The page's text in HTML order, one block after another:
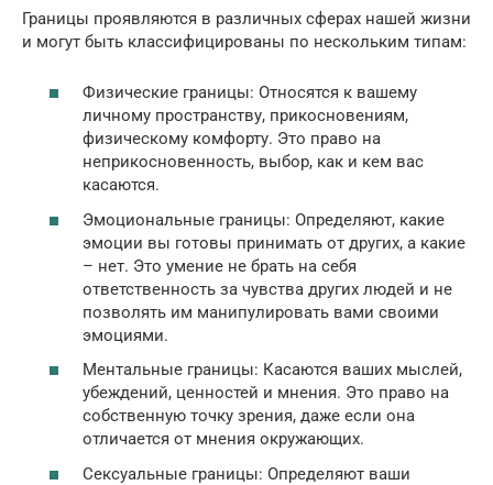
Границы проявляются в различных сферах нашей жизни
и могут быть классифицированы по нескольким типам:
Физические границы: Относятся к вашему
личному пространству, прикосновениям,
физическому комфорту. Это право на
неприкосновенность, выбор, как и кем вас
касаются.
Эмоциональные границы: Определяют, какие
эмоции вы готовы принимать от других, а какие
– нет. Это умение не брать на себя
ответственность за чувства других людей и не
позволять им манипулировать вами своими
эмоциями.
Ментальные границы: Касаются ваших мыслей,
убеждений, ценностей и мнения. Это право на
собственную точку зрения, даже если она
отличается от мнения окружающих.
Сексуальные границы: Определяют ваши